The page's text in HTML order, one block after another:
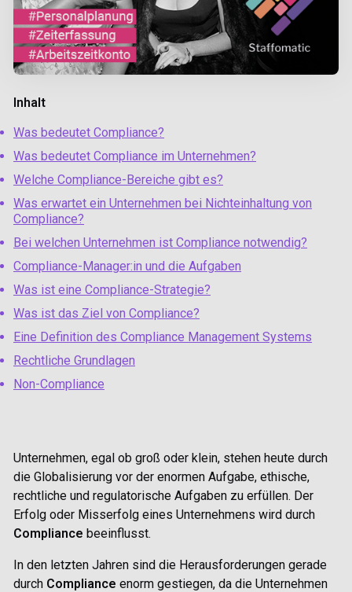
Inhalt
Was bedeutet Compliance?
Was bedeutet Compliance im Unternehmen?
Welche Compliance-Bereiche gibt es?
Was erwartet ein Unternehmen bei Nichteinhaltung von
Compliance?
Bei welchen Unternehmen ist Compliance notwendig?
Compliance-Manager:in und die Aufgaben
Was ist eine Compliance-Strategie?
Was ist das Ziel von Compliance?
Eine Definition des Compliance Management Systems
Rechtliche Grundlagen
Non-Compliance
Unternehmen, egal ob groß oder klein, stehen heute durch
die Globalisierung vor der enormen Aufgabe, ethische,
rechtliche und regulatorische Aufgaben zu erfüllen. Der
Erfolg oder Misserfolg eines Unternehmens wird durch
Compliance beeinflusst.
In den letzten Jahren sind die Herausforderungen gerade
durch Compliance enorm gestiegen, da die Unternehmen